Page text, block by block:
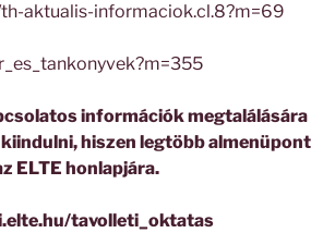
aktualis-informaciok.cl.8?m=69
információk megtalálására
hiszen legtöbb almenüpont
ELTE honlapjára.
tavolleti_oktatas